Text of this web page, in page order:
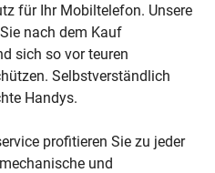
für Ihr Mobiltelefon. Unsere
nach dem Kauf
sich so vor teuren
Selbstverständlich
Handys.
profitieren Sie zu jeder
und